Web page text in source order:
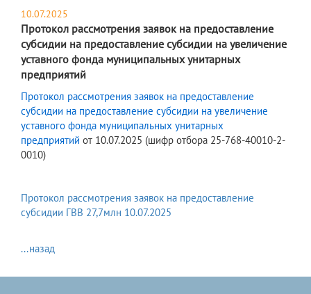
10.07.2025
Протокол рассмотрения заявок на предоставление
субсидии на предоставление субсидии на увеличение
уставного фонда муниципальных унитарных
предприятий
Протокол рассмотрения заявок на предоставление
субсидии на предоставление субсидии на увеличение
уставного фонда муниципальных унитарных
предприятий от 10.07.2025 (шифр отбора 25-768-40010-2-
0010)
Протокол рассмотрения заявок на предоставление
субсидии ГВВ 27,7млн 10.07.2025
...назад